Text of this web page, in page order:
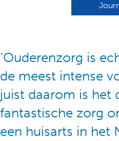
‘Ouderenzorg is
de meest intense
juist daarom is het
fantastische zorg
een huisarts in het